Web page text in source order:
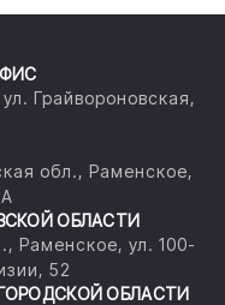
Грайвороновская,
обл., Раменское,
ОБЛАСТИ
Раменское, ул. 100-
52
ОБЛАСТИ